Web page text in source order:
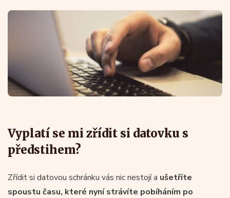
Vyplatí se mi zřídit si datovku s
předstihem?
Zřídit si datovou schránku vás nic nestojí a ušetříte
spoustu času, které nyní strávíte pobíháním po